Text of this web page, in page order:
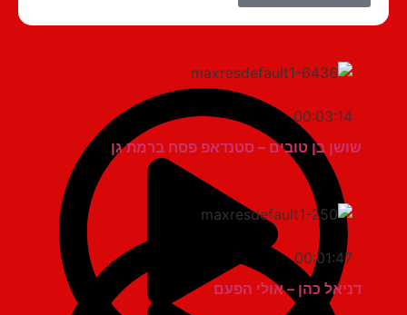
00:03:14
שושן בן טובים – סטנדאפ פסח ברמת גן
00:01:47
דניאל כהן – אולי הפעם